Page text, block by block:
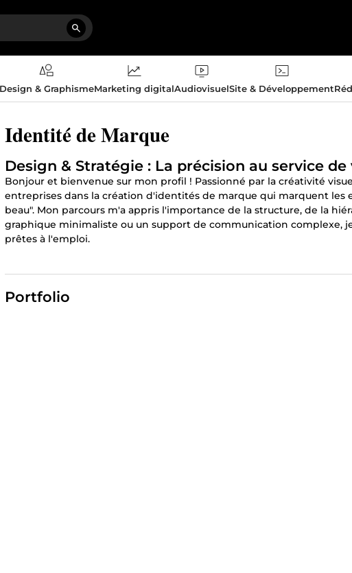
Design & GraphismeMarketing digitalAudiovisuelSite & Développement
Identité de Marque
​Design & Stratégie : La précision au service
Bonjour et bienvenue sur mon profil ! Passionné par la créativité
entreprises dans la création d'identités de marque qui marquent les
beau". Mon parcours m'a appris l'importance de la structure, de la
graphique minimaliste ou un support de communication complexe,
prêtes à l'emploi.
valeurs. Branding & Print : Business cards, menus, affiches et
réseaux sociaux et présentations de projets percutantes.
Portfolio